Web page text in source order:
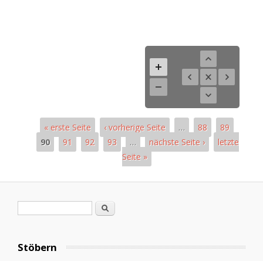
« erste Seite ‹ vorherige Seite … 88
89
90
91 92 93 … nächste Seite ›
letzte
Seite »
Search
Stöbern